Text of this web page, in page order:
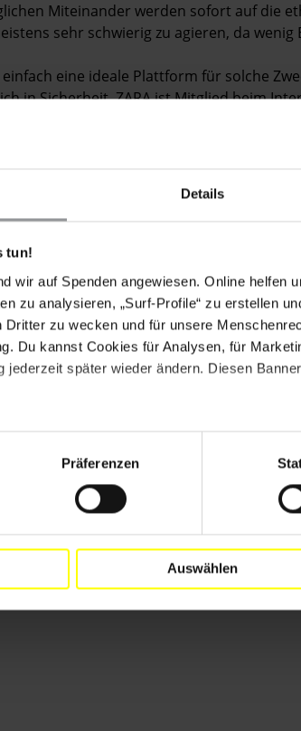
Details
tun!
wir auf Spenden angewiesen. Online helfen
zu analysieren, „Surf-Profile“ zu erstellen
Dritter zu wecken und für unsere
Du kannst Cookies für Analysen, für
jederzeit später wieder ändern. Diesen
Präferenzen
Auswählen
Miteinander werden sofort auf die
sehr schwierig zu agieren, da wenig
eine ideale Plattform für solche
in Sicherheit. ZARA ist Mitglied beim
finden, wo die Server nicht in
wir das an unsere
Kooperation sehr wichtig. Aber auch bei
Wille, etwas gegen Rassismus zu
darauf, wie Menschen
in den letzten zehn Jahren
Gibt es Hochphasen?
gibt es, absolut. Im Moment haben
wir sowohl mehr Hass- und
werden und in denen uns nahe
Und ich muss sagen, manche Postings
einfach.